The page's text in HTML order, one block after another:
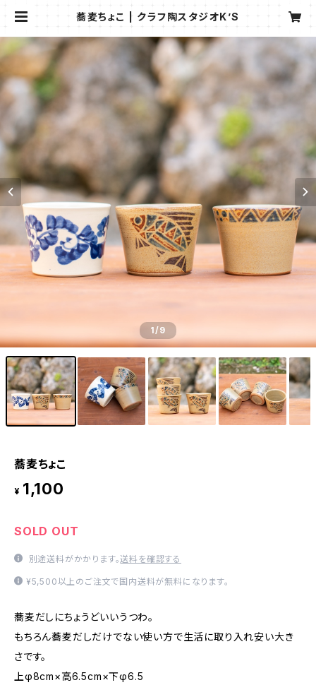
蕎麦ちょこ | クラフ陶スタジオK’S
1/9
蕎麦ちょこ
¥ 1,100
SOLD OUT
別途送料がかかります。送料を確認する
¥5,500以上のご注文で国内送料が無料になります。
蕎麦だしにちょうどいいうつわ。
もちろん蕎麦だしだけでない使い方で生活に取り入れ安い大き
さです。
上φ8cm×高6.5cm×下φ6.5